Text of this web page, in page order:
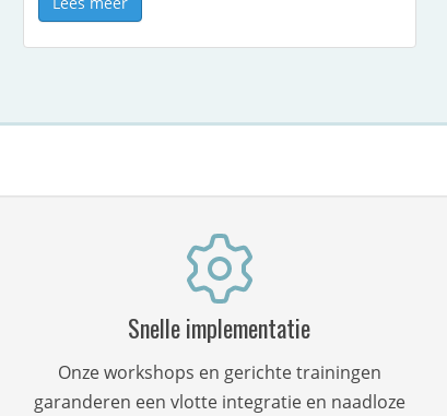
Snelle implementatie
Onze workshops en gerichte trainingen
garanderen een vlotte integratie en naadloze